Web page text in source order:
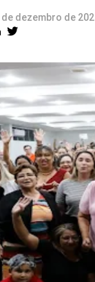
de dezembro de